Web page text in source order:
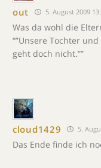
out 5. August 2009
Was da wohl die
“”Unsere Tochter
geht doch nicht.””
cloud1429 5.
Das Ende finde ich